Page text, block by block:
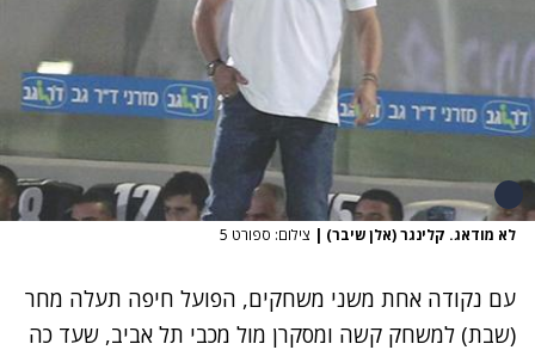
לא מודאג. קלינגר (אלן שיבר) | צילום: ספורט 5
עם נקודה אחת משני משחקים, הפועל חיפה תעלה מחר
(שבת) למשחק קשה ומסקרן מול מכבי תל אביב, שעד כה